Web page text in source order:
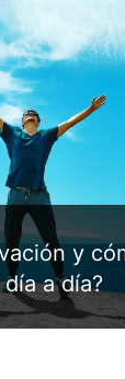
y
a día?